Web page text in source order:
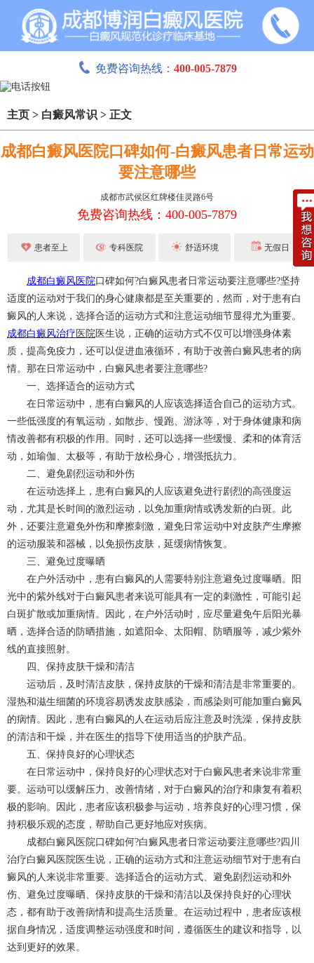
免费咨询热线： 400-005-7879
主页 > 白癜风常识 > 正文
成都白癜风医院口碑如何-白癜风患者日常运动
要注意哪些
成都市武侯区红牌楼佳灵路6号
免费咨询热线：400-005-7879
患者至上 专科医院 舒适环境 无假日
成都白癜风医院口碑如何?白癜风患者日常运动要注意哪些?坚持
适度的运动对于我们的身心健康都是至关重要的，然而，对于患有白
癜风的人来说，选择合适的运动方式和注意运动细节显得尤为重要。
成都白癜风治疗 医院 医生说，正确的运动方式不仅可以增强身体素
质，提高免疫力，还可以促进血液循环，有助于改善白癜风患者的病
情。那在日常运动中，白癜风患者要注意哪些?
一、选择适合的运动方式
在日常运动中，患有白癜风的人应该选择适合自己的运动方式。
一些低强度的有氧运动，如散步、慢跑、游泳等，对于身体健康和病
情改善都有积极的作用。同时，还可以选择一些缓慢、柔和的体育活
动，如瑜伽、太极等，有助于放松身心，增强抵抗力。
二、避免剧烈运动和外伤
在运动选择上，患有白癜风的人应该避免进行剧烈的高强度运
动，尤其是长时间的激烈运动，以免加重病情或诱发新的白斑。此
外，还要注意避免外伤和摩擦刺激，避免日常运动中对皮肤产生摩擦
的运动服装和器械，以免损伤皮肤，延缓病情恢复。
三、避免过度曝晒
在户外活动中，患有白癜风的人需要特别注意避免过度曝晒。阳
光中的紫外线对于白癜风患者来说可能具有一定的刺激性，可能引起
白斑扩散或加重病情。因此，在户外活动时，应尽量避免午后阳光暴
晒，选择合适的防晒措施，如遮阳伞、太阳帽、防晒服等，减少紫外
线的直接照射。
四、保持皮肤干燥和清洁
运动后，及时清洁皮肤，保持皮肤的干燥和清洁是非常重要的。
湿热和滋生细菌的环境容易诱发皮肤感染，而感染则可能加重白癜风
的病情。因此，患有白癜风的人在运动后应注意及时洗澡，保持皮肤
的清洁和干燥，并在医生的指导下使用适当的护肤产品。
五、保持良好的心理状态
在日常运动中，保持良好的心理状态对于白癜风患者来说非常重
要。运动可以缓解压力、改善情绪，对于白癜风的治疗和康复有着积
极的影响。因此，患者应该积极参与运动，培养良好的心理习惯，保
持积极乐观的态度，帮助自己更好地应对疾病。
成都白癜风医院口碑如何?白癜风患者日常运动要注意哪些?四川
治疗白癜风医院医生说，正确的运动方式和注意运动细节对于患有白
癜风的人来说非常重要。选择适合的运动方式、避免剧烈运动和外
伤、避免过度曝晒、保持皮肤的干燥和清洁以及保持良好的心理状
态，都有助于改善病情和提高生活质量。在运动过程中，患者应该根
据自身情况，适度调整运动强度和时间，遵循医生的建议和指导，以
达到更好的效果。